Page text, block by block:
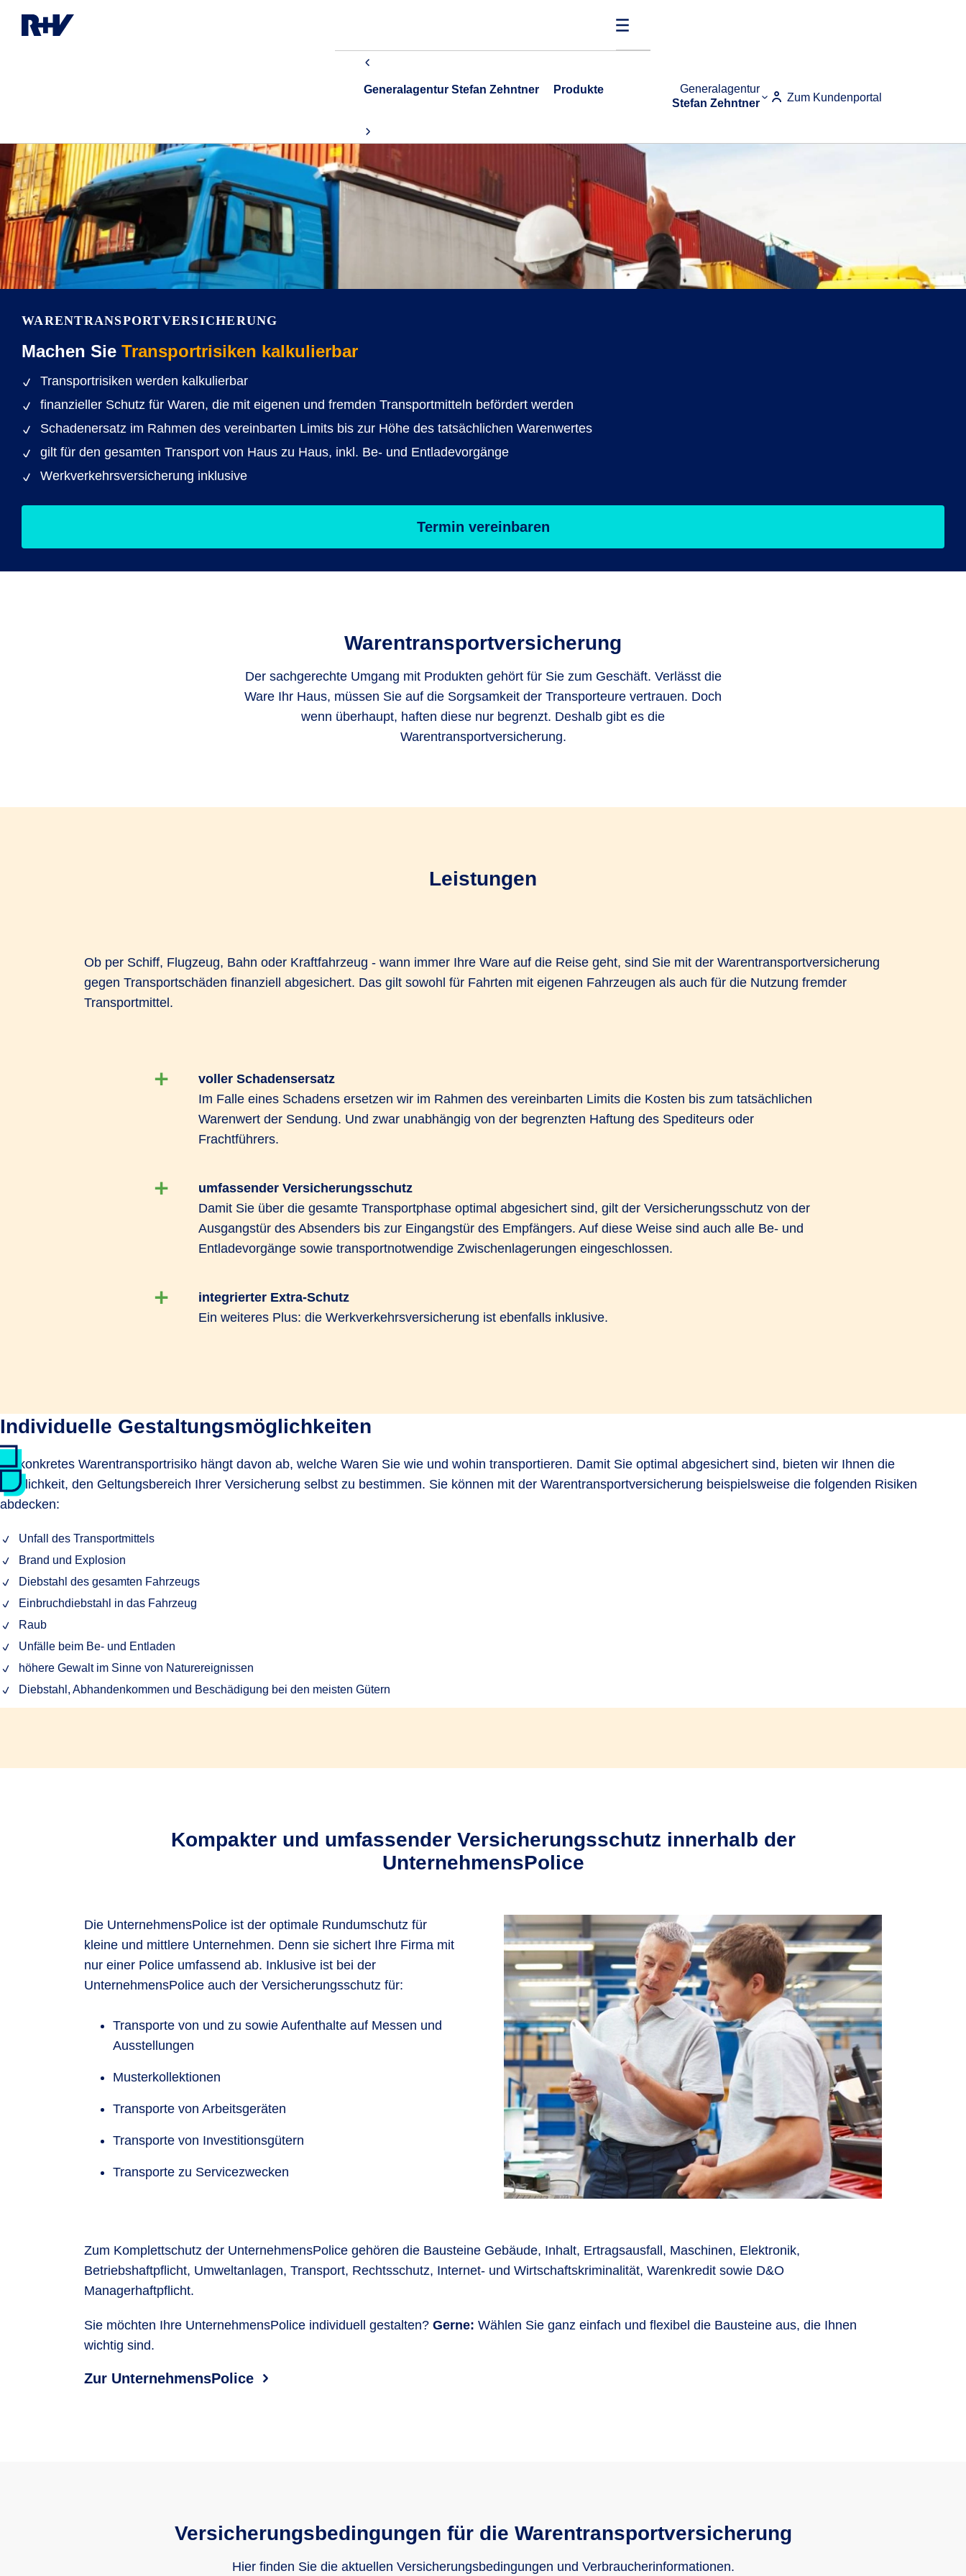
Generalagentur
Stefan Zehntner
Zum Kundenportal
Generalagentur Stefan Zehntner Produkte
WARENTRANSPORT­VERSICHERUNG
Machen Sie Transportrisiken kalkulierbar
Transportrisiken werden kalkulierbar
finanzieller Schutz für Waren, die mit eigenen und fremden Transportmitteln befördert werden
Schadenersatz im Rahmen des vereinbarten Limits bis zur Höhe des tatsächlichen Warenwertes
gilt für den gesamten Transport von Haus zu Haus, inkl. Be- und Entladevorgänge
Werkverkehrsversicherung inklusive
Termin vereinbaren
Warentransport­versicherung
Der sachgerechte Umgang mit Produkten gehört für Sie zum Geschäft. Verlässt die
Ware Ihr Haus, müssen Sie auf die Sorgsamkeit der Transporteure vertrauen. Doch
wenn überhaupt, haften diese nur begrenzt. Deshalb gibt es die
Warentransportversicherung.
Leistungen
Ob per Schiff, Flugzeug, Bahn oder Kraftfahrzeug - wann immer Ihre Ware auf die Reise geht, sind Sie mit der Warentransportversicherung
gegen Transportschäden finanziell abgesichert. Das gilt sowohl für Fahrten mit eigenen Fahrzeugen als auch für die Nutzung fremder
Transportmittel.
voller Schadensersatz
Im Falle eines Schadens ersetzen wir im Rahmen des vereinbarten Limits die Kosten bis zum tatsächlichen
Warenwert der Sendung. Und zwar unabhängig von der begrenzten Haftung des Spediteurs oder
Frachtführers.
umfassender Versicherungsschutz
Damit Sie über die gesamte Transportphase optimal abgesichert sind, gilt der Versicherungsschutz von der
Ausgangstür des Absenders bis zur Eingangstür des Empfängers. Auf diese Weise sind auch alle Be- und
Entladevorgänge sowie transportnotwendige Zwischenlagerungen eingeschlossen.
integrierter Extra-Schutz
Ein weiteres Plus: die Werkverkehrsversicherung ist ebenfalls inklusive.
Individuelle Gestaltungsmöglichkeiten
Ihr konkretes Warentransportrisiko hängt davon ab, welche Waren Sie wie und wohin transportieren. Damit Sie optimal abgesichert sind, bieten wir Ihnen die
Möglichkeit, den Geltungsbereich Ihrer Versicherung selbst zu bestimmen. Sie können mit der Warentransportversicherung beispielsweise die folgenden Risiken
abdecken:
Unfall des Transportmittels
Brand und Explosion
Diebstahl des gesamten Fahrzeugs
Einbruchdiebstahl in das Fahrzeug
Raub
Unfälle beim Be- und Entladen
höhere Gewalt im Sinne von Naturereignissen
Diebstahl, Abhandenkommen und Beschädigung bei den meisten Gütern
Kompakter und umfassender Versicherungsschutz innerhalb der
UnternehmensPolice
Die UnternehmensPolice ist der optimale Rundumschutz für
kleine und mittlere Unternehmen. Denn sie sichert Ihre Firma mit
nur einer Police umfassend ab. Inklusive ist bei der
UnternehmensPolice auch der Versicherungsschutz für:
Transporte von und zu sowie Aufenthalte auf Messen und
Ausstellungen
Musterkollektionen
Transporte von Arbeitsgeräten
Transporte von Investitionsgütern
Transporte zu Servicezwecken
Zum Komplettschutz der UnternehmensPolice gehören die Bausteine Gebäude, Inhalt, Ertragsausfall, Maschinen, Elektronik,
Betriebshaftpflicht, Umweltanlagen, Transport, Rechtsschutz, Internet- und Wirtschaftskriminalität, Warenkredit sowie D&O
Managerhaftpflicht.
Sie möchten Ihre UnternehmensPolice individuell gestalten?Gerne:Wählen Sie ganz einfach und flexibel die Bausteine aus, die Ihnen
wichtig sind.
Zur UnternehmensPolice
Versicherungsbedingungen für die Warentransportversicherung
Hier finden Sie die aktuellen Versicherungsbedingungen und Verbraucherinformationen.